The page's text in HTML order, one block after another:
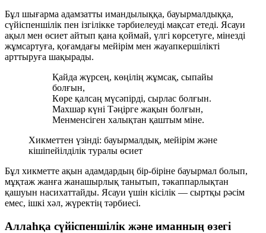
Бұл шығарма адамзатты имандылыққа, бауырмалдыққа,
сүйіспеншілік пен ізгілікке тәрбиелеуді мақсат етеді. Ясауи
ақыл мен өсиет айтып қана қоймай, үлгі көрсетуге, мінезді
жұмсартуға, қоғамдағы мейірім мен жауапкершілікті
арттыруға шақырады.
Қайда жүрсең, көңілің жұмсақ, сыпайы
болғын,
Көре қалсаң мүсәпірді, сырлас болғын.
Махшар күні Тәңірге жақын болғын,
Менменсіген халықтан қаштым міне.
Хикметтен үзінді: бауырмалдық, мейірім және
кішіпейілділік туралы өсиет
Бұл хикметте ақын адамдардың бір-біріне бауырмал болып,
мұқтаж жанға жанашырлық танытып, тәкаппарлықтан
қашуын насихаттайды. Ясауи үшін кісілік — сыртқы рәсім
емес, ішкі хәл, жүректің тәрбиесі.
Аллаһқа сүйіспеншілік және иманның өзегі